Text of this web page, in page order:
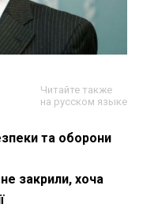
Читайте также
на русском языке
та оборони
закрили, хоча